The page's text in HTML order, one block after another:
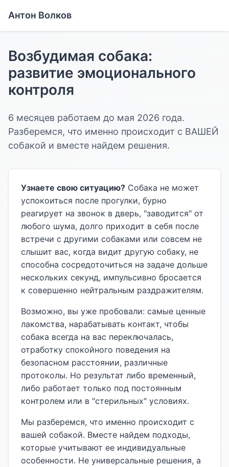
Антон Волков
Возбудимая собака:
развитие эмоционального
контроля
6 месяцев работаем до мая 2026 года.
Разберемся, что именно происходит с ВАШЕЙ
собакой и вместе найдем решения.
Узнаете свою ситуацию? Собака не может
успокоиться после прогулки, бурно
реагирует на звонок в дверь, "заводится" от
любого шума, долго приходит в себя после
встречи с другими собаками или совсем не
слышит вас, когда видит другую собаку, не
способна сосредоточиться на задаче дольше
нескольких секунд, импульсивно бросается
к совершенно нейтральным раздражителям.
Возможно, вы уже пробовали: самые ценные
лакомства, нарабатывать контакт, чтобы
собака всегда на вас переключалась,
отработку спокойного поведения на
безопасном расстоянии, различные
протоколы. Но результат либо временный,
либо работает только под постоянным
контролем или в "стерильных" условиях.
Мы разберемся, что именно происходит с
вашей собакой. Вместе найдем подходы,
которые учитывают ее индивидуальные
особенности. Не универсальные решения, а